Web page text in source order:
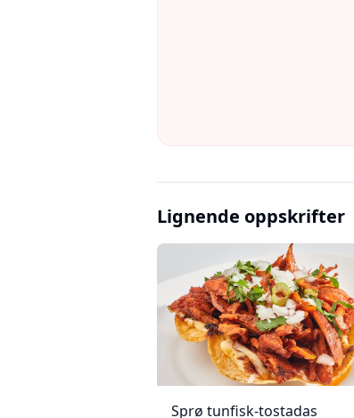
Lignende oppskrifter
Sprø tunfisk-tostadas